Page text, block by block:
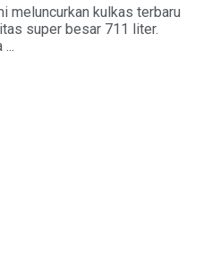
meluncurkan kulkas terbaru
super besar 711 liter.